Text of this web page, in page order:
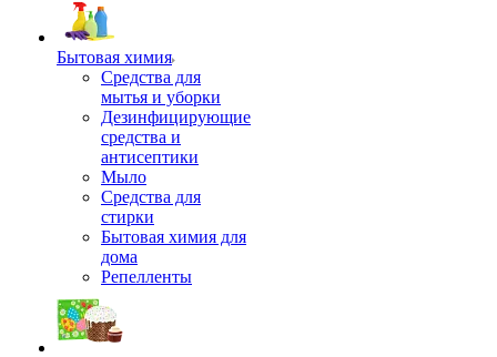
Бытовая химия
Средства для
мытья и уборки
Дезинфицирующие
средства и
антисептики
Мыло
Средства для
стирки
Бытовая химия для
дома
Репелленты